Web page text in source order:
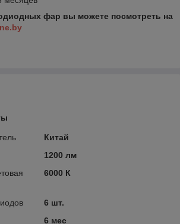
фар вы можете посмотреть на
Китай
1200 лм
6000 К
6 шт.
6 мес